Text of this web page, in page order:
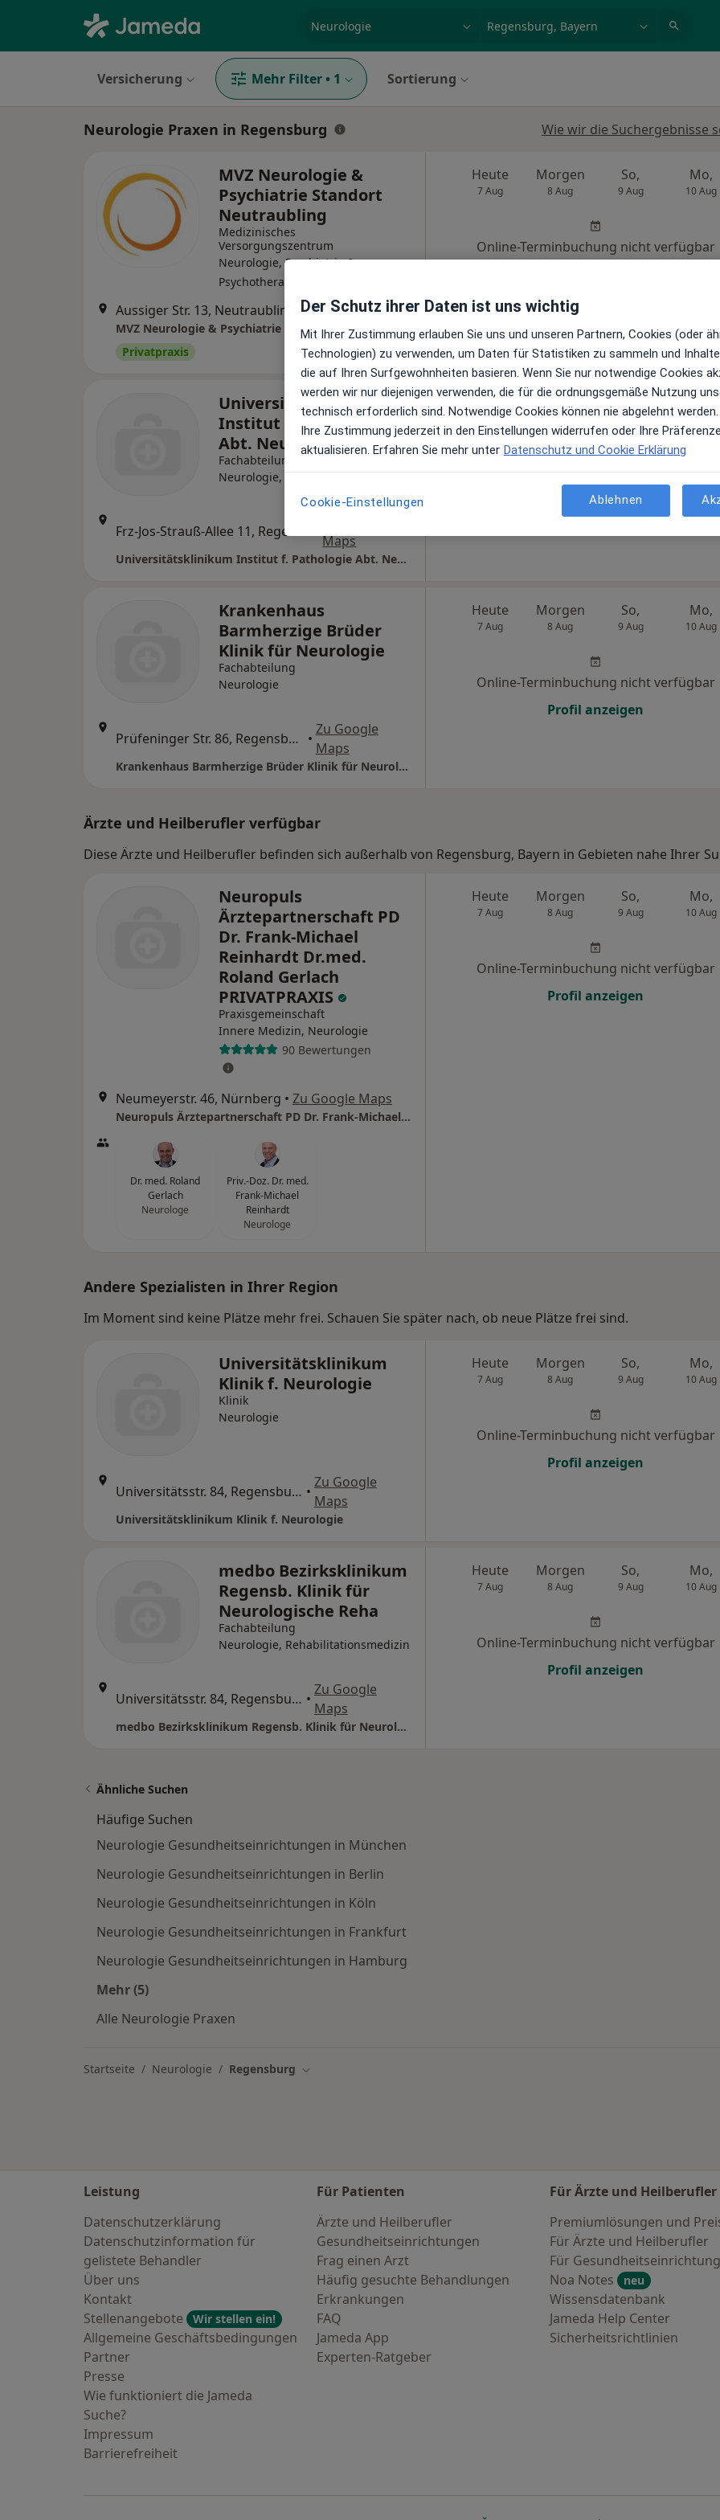
Versicherung Mehr Filter • 1 Sortierung
Neurologie Praxen in Regensburg Wie wir die Suchergebnisse
MVZ Neurologie &
Psychiatrie Standort
Neutraubling
Medizinisches
Versorgungszentrum
Neurologie, Psychiatrie &
Psychotherapie
Aussiger Str. 13, Neutraubling •Zu Google Maps
MVZ Neurologie & Psychiatrie Standort Neutraubling
Privatpraxis
Heute
7 Aug
Morgen
8 Aug
So,
9 Aug
Mo,
10 Aug
Online-Terminbuchung nicht verfügbar
Universitätsklinikum
Institut f. Pathologie
Abt. Neuropathologie
Fachabteilung
Neurologie, Pathologie
Maps
Universitätsklinikum Institut f. Pathologie Abt. Neuropathologie
Heute
7 Aug
Morgen
8 Aug
So,
9 Aug
Mo,
10 Aug
Profil anzeigen
Krankenhaus
Barmherzige Brüder
Klinik für Neurologie
Fachabteilung
Neurologie
Prüfeninger Str. 86, Regensburg •
Zu Google
Maps
Krankenhaus Barmherzige Brüder Klinik für Neurologie
Heute
7 Aug
Morgen
8 Aug
So,
9 Aug
Mo,
10 Aug
Online-Terminbuchung nicht verfügbar
Profil anzeigen
Ärzte und Heilberufler verfügbar
Diese Ärzte und Heilberufler befinden sich außerhalb von Regensburg, Bayern in Gebieten nahe Ihrer
Neuropuls
Ärztepartnerschaft PD
Dr. Frank-Michael
Reinhardt Dr.med.
Roland Gerlach
PRIVATPRAXIS
Praxisgemeinschaft
Innere Medizin, Neurologie
90 Bewertungen
Neumeyerstr. 46, Nürnberg • Zu Google Maps
Neuropuls Ärztepartnerschaft PD Dr. Frank-Michael Reinhardt Dr.med. Roland Gerlach PRIVATPRAXIS
Dr. med. Roland
Gerlach
Neurologe
Priv.-Doz. Dr. med.
Frank-Michael
Reinhardt
Neurologe
Heute
7 Aug
Morgen
8 Aug
So,
9 Aug
Mo,
10 Aug
Online-Terminbuchung nicht verfügbar
Profil anzeigen
Andere Spezialisten in Ihrer Region
Im Moment sind keine Plätze mehr frei. Schauen Sie später nach, ob neue Plätze frei sind.
Universitätsklinikum
Klinik f. Neurologie
Klinik
Neurologie
Universitätsstr. 84, Regensburg •
Zu Google
Maps
Universitätsklinikum Klinik f. Neurologie
Heute
7 Aug
Morgen
8 Aug
So,
9 Aug
Mo,
10 Aug
Online-Terminbuchung nicht verfügbar
Profil anzeigen
medbo Bezirksklinikum
Regensb. Klinik für
Neurologische Reha
Fachabteilung
Neurologie, Rehabilitationsmedizin
Universitätsstr. 84, Regensburg •
Zu Google
Maps
medbo Bezirksklinikum Regensb. Klinik für Neurologische Reha
Heute
7 Aug
Morgen
8 Aug
So,
9 Aug
Mo,
10 Aug
Online-Terminbuchung nicht verfügbar
Profil anzeigen
Ähnliche Suchen
Häufige Suchen
Neurologie Gesundheitseinrichtungen in München
Neurologie Gesundheitseinrichtungen in Berlin
Neurologie Gesundheitseinrichtungen in Köln
Neurologie Gesundheitseinrichtungen in Frankfurt
Neurologie Gesundheitseinrichtungen in Hamburg
Mehr (5)
Alle Neurologie Praxen
Startseite Neurologie Regensburg Stadt ändern
Leistung
Datenschutzerklärung
Datenschutzinformation für
gelistete Behandler
Über uns
Kontakt
Stellenangebote
Wir stellen ein!
Allgemeine Geschäftsbedingungen
Partner
Presse
Wie funktioniert die Jameda
Suche?
Impressum
Barrierefreiheit
Für Patienten
Ärzte und Heilberufler
Gesundheitseinrichtungen
Frag einen Arzt
Häufig gesuchte Behandlungen
Erkrankungen
FAQ
Jameda App
Experten-Ratgeber
Für Ärzte und Heilberufler
Premiumlösungen und
Für Ärzte und Heilberufler
Für
Noa Notes
neu
Wissensdatenbank
Jameda Help Center
Sicherheitsrichtlinien
Der Schutz ihrer Daten ist uns wichtig
Mit Ihrer Zustimmung erlauben Sie uns und unseren Partnern, Cookies (oder
Technologien) zu verwenden, um Daten für Statistiken zu sammeln und
die auf Ihren Surfgewohnheiten basieren. Wenn Sie nur notwendige Cookies
werden wir nur diejenigen verwenden, die für die ordnungsgemäße Nutzung
technisch erforderlich sind. Notwendige Cookies können nie abgelehnt werden.
Ihre Zustimmung jederzeit in den Einstellungen widerrufen oder Ihre
aktualisieren. Erfahren Sie mehr unter Datenschutz und Cookie Erklärung
Cookie-Einstellungen Ablehnen